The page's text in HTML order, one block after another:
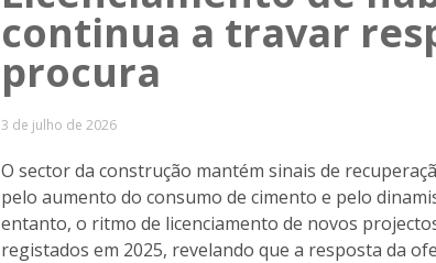
continua a travar
procura
3 de julho de 2026
O sector da construção mantém sinais de
pelo aumento do consumo de cimento e pelo
entanto, o ritmo de licenciamento de novos
registados em 2025, revelando que a resposta da